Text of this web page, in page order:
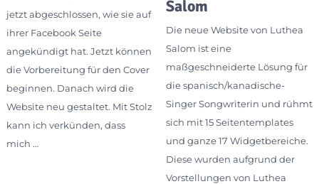
jetzt abgeschlossen, wie sie auf
ihrer Facebook Seite
angekündigt hat. Jetzt können
die Vorbereitung für den Cover
beginnen. Danach wird die
Website neu gestaltet. Mit Stolz
kann ich verkünden, dass
mich …
Salom
Die neue Website von Luthea
Salom ist eine
maßgeschneiderte Lösung für
die spanisch/kanadische-
Singer Songwriterin und rühmt
sich mit 15 Seitentemplates
und ganze 17 Widgetbereiche.
Diese wurden aufgrund der
Vorstellungen von Luthea